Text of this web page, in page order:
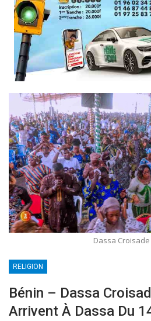
Dassa Croisade
RELIGION
Bénin – Dassa
Arrivent À Dassa Du